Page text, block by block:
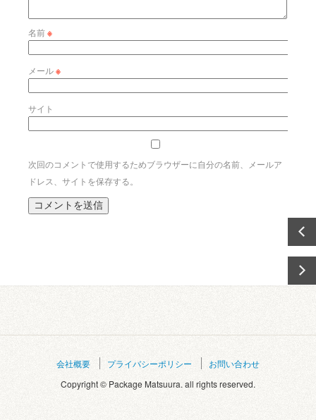
名前※
メール※
サイト
次回のコメントで使用するためブラウザーに自分の名前、メールア
ドレス、サイトを保存する。
会社概要 プライバシーポリシー
お問い合わせ
Copyright © Package Matsuura. all rights reserved.